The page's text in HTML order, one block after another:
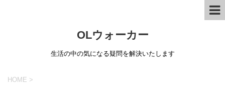
OLウォーカー
生活の中の気になる疑問を解決いたします
HOME >